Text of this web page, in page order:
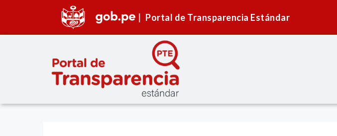
Portal de Transparencia Estándar